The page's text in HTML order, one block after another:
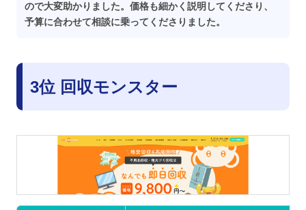
ので大変助かりました。価格も細かく説明してくださり、
予算に合わせて相談に乗ってくださりました。
3位 回収モンスター